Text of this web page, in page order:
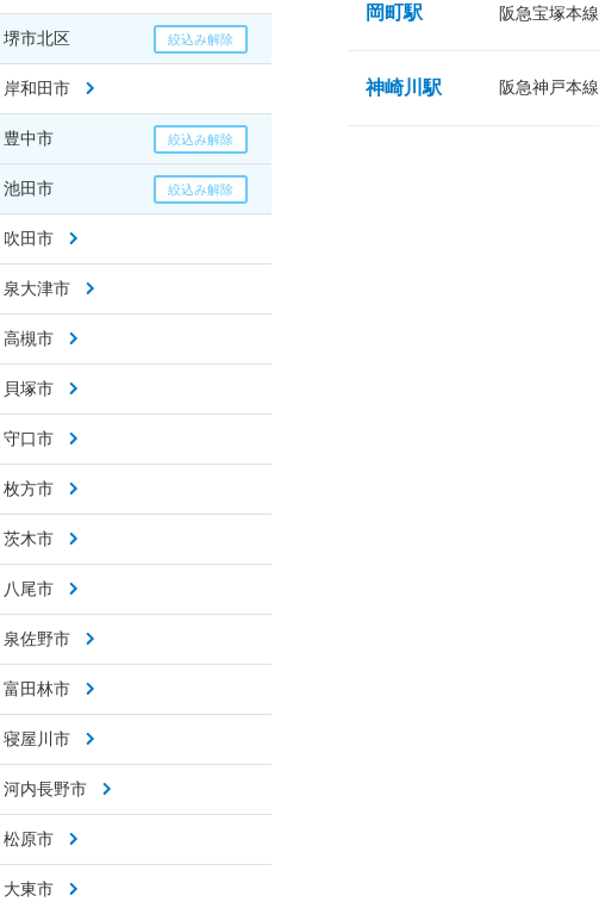
堺市北区
岸和田市
豊中市
池田市
吹田市
泉大津市
高槻市
貝塚市
守口市
枚方市
茨木市
八尾市
泉佐野市
富田林市
寝屋川市
河内長野市
松原市
大東市
岡町駅 阪急宝塚本線
神崎川駅 阪急神戸本線